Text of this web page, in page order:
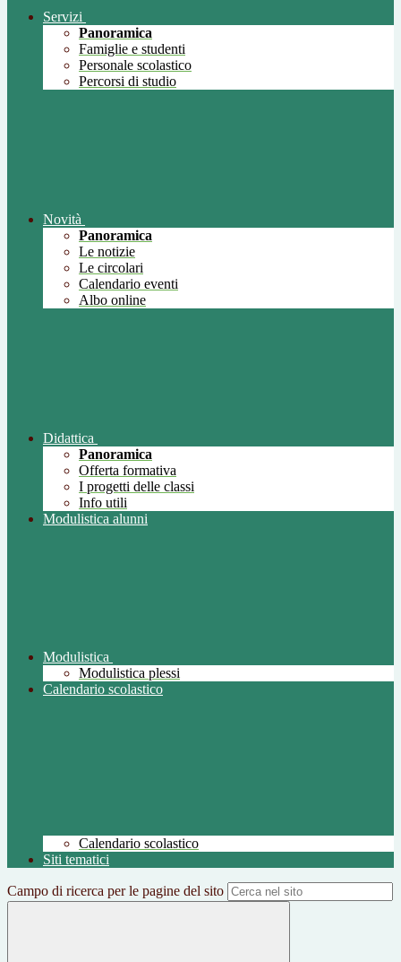
Servizi
Panoramica
Famiglie e studenti
Personale scolastico
Percorsi di studio
Novità
Panoramica
Le notizie
Le circolari
Calendario eventi
Albo online
Didattica
Panoramica
Offerta formativa
I progetti delle classi
Info utili
Modulistica alunni
Modulistica
Modulistica plessi
Calendario scolastico
Calendario scolastico
Siti tematici
Campo di ricerca per le pagine del sito